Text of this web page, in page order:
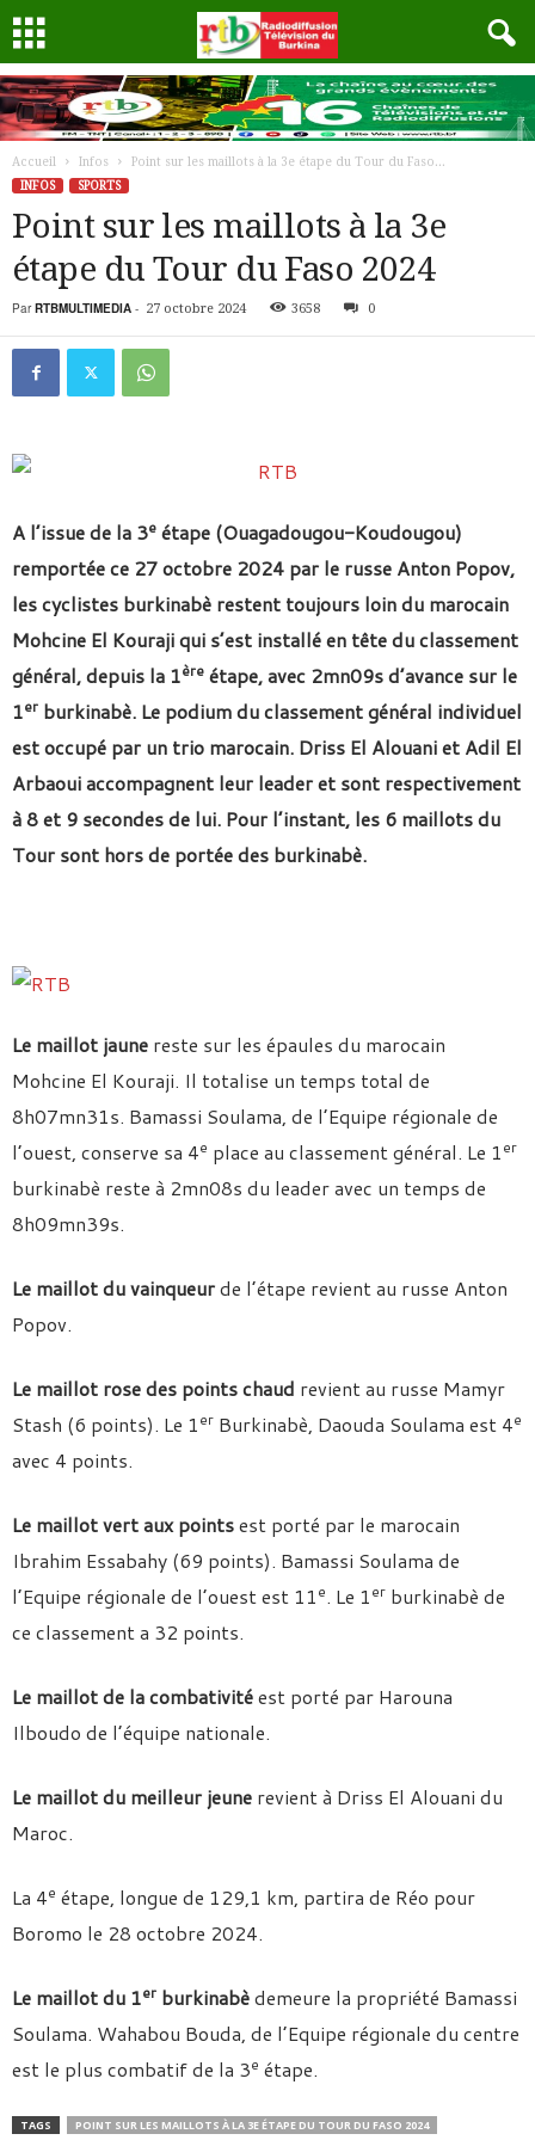
Accueil Infos
Point sur les maillots à la 3e étape du Tour du Faso...
INFOS
SPORTS
Point sur les maillots à la 3e
étape du Tour du Faso 2024
Par RTBMULTIMEDIA - 27 octobre 2024 3658 0
A l’issue de la 3e étape (Ouagadougou-Koudougou)
remportée ce 27 octobre 2024 par le russe Anton Popov,
les cyclistes burkinabè restent toujours loin du marocain
Mohcine El Kouraji qui s’est installé en tête du classement
général, depuis la 1ère étape, avec 2mn09s d’avance sur le
1er burkinabè. Le podium du classement général individuel
est occupé par un trio marocain. Driss El Alouani et Adil El
Arbaoui accompagnent leur leader et sont respectivement
à 8 et 9 secondes de lui. Pour l’instant, les 6 maillots du
Tour sont hors de portée des burkinabè.
Le maillot jaune reste sur les épaules du marocain
Mohcine El Kouraji. Il totalise un temps total de
8h07mn31s. Bamassi Soulama, de l’Equipe régionale de
l’ouest, conserve sa 4e place au classement général. Le 1er
burkinabè reste à 2mn08s du leader avec un temps de
8h09mn39s.
Le maillot du vainqueurde l’étape revient au russe Anton
Popov.
Le maillot rose des points chaud revient au russe Mamyr
Stash (6 points). Le 1er Burkinabè, Daouda Soulama est 4e
avec 4 points.
Le maillot vert aux pointsest porté par le marocain
Ibrahim Essabahy (69 points). Bamassi Soulama de
l’Equipe régionale de l’ouest est 11e. Le 1er burkinabè de
ce classement a 32 points.
Le maillot de la combativitéest porté par Harouna
Ilboudo de l’équipe nationale.
Le maillot du meilleur jeune revient à Driss El Alouani du
Maroc.
La 4e étape, longue de 129,1 km, partira de Réo pour
Boromo le 28 octobre 2024.
Le maillot du 1er burkinabèdemeure la propriété Bamassi
Soulama. Wahabou Bouda, de l’Equipe régionale du centre
est le plus combatif de la 3e étape.
TAGS POINT SUR LES MAILLOTS À LA 3E ÉTAPE DU TOUR DU FASO 2024